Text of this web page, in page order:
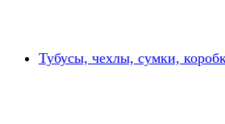
Тубусы, чехлы, сумки,